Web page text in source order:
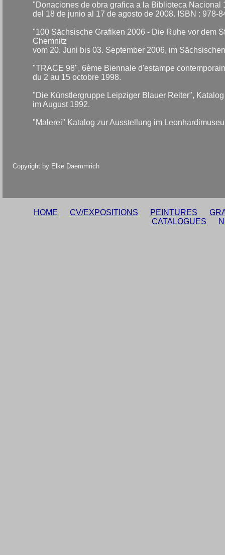
"Donaciones de obra grafica a la Biblioteca
del 18 de junio al 17 de agosto de 2008. ISBN : 978-
"100 Sächsische Grafiken 2006 - Die Ruhe vor dem
Chemnitz
vom 20. Juni bis 03. September 2006, im
"TRACE 98", 6ème Biennale d'estampe
du 2 au 15 octobre 1998.
"Die Künstlergruppe Leipziger Blauer Reiter",
im August 1992.
"Malerei" Katalog zur Ausstellung im
Copyright by Elke Daemmrich
HOME CV/EXPOSITIONS PEINTURES
CATALOGUES